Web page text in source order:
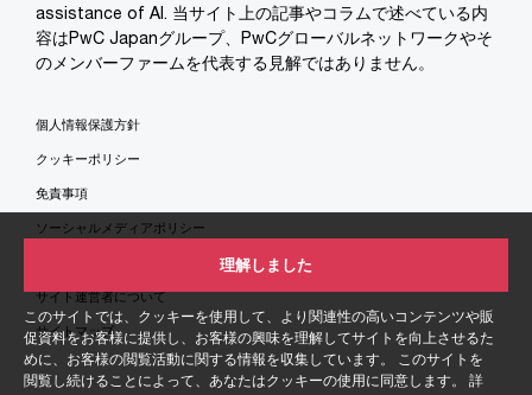
このサイトでは、クッキーを使用して、より関連性の高いコンテンツや販
促資料をお客様に提供し、お客様の興味を理解してサイトを向上させるた
めに、お客様の閲覧活動に関する情報を収集しています。 このサイトを
閲覧し続けることによって、あなたはクッキーの使用に同意します。 詳
理解しました
assistance of AI. 当サイト上の記事やコラムで述べている内
容はPwC Japanグループ、PwCグローバルネットワークやそ
のメンバーファームを代表する見解ではありません。
個人情報保護方針
クッキーポリシー
免責事項
ソーシャルメディアポリシー
サイト運営者について
サイトマップ